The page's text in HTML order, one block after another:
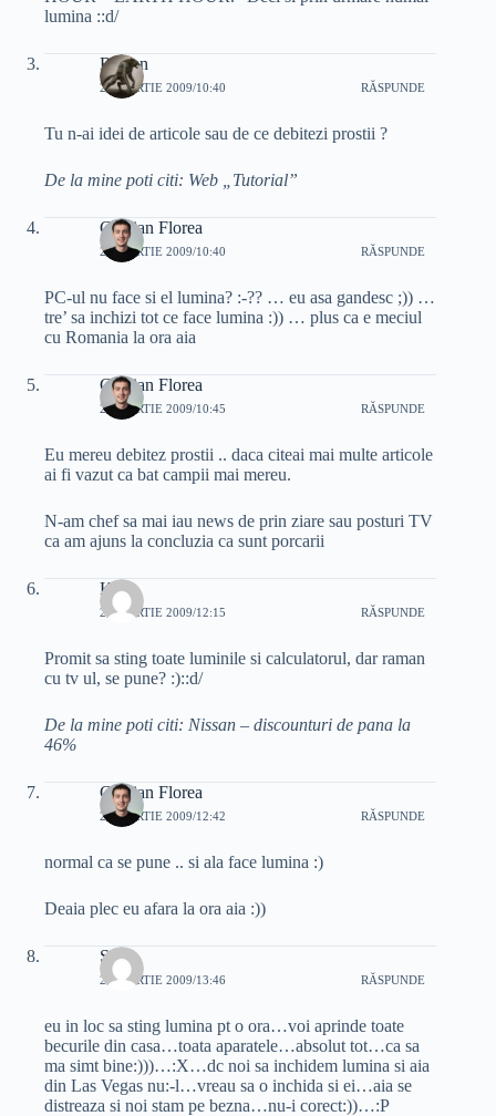
lumina ::d/
Raizen
27 MARTIE 2009/10:40 RĂSPUNDE
Tu n-ai idei de articole sau de ce debitezi prostii ?
De la mine poti citi: Web „Tutorial”
Cristian Florea
27 MARTIE 2009/10:40 RĂSPUNDE
PC-ul nu face si el lumina? :-?? … eu asa gandesc ;)) …
tre’ sa inchizi tot ce face lumina :)) … plus ca e meciul
cu Romania la ora aia
Cristian Florea
27 MARTIE 2009/10:45 RĂSPUNDE
Eu mereu debitez prostii .. daca citeai mai multe articole
ai fi vazut ca bat campii mai mereu.
N-am chef sa mai iau news de prin ziare sau posturi TV
ca am ajuns la concluzia ca sunt porcarii
Kidu
27 MARTIE 2009/12:15 RĂSPUNDE
Promit sa sting toate luminile si calculatorul, dar raman
cu tv ul, se pune? :)::d/
De la mine poti citi: Nissan – discounturi de pana la
46%
Cristian Florea
27 MARTIE 2009/12:42 RĂSPUNDE
normal ca se pune .. si ala face lumina :)
Deaia plec eu afara la ora aia :))
Sorin
27 MARTIE 2009/13:46 RĂSPUNDE
eu in loc sa sting lumina pt o ora…voi aprinde toate
becurile din casa…toata aparatele…absolut tot…ca sa
ma simt bine:)))…:X…dc noi sa inchidem lumina si aia
din Las Vegas nu:-l…vreau sa o inchida si ei…aia se
distreaza si noi stam pe bezna…nu-i corect:))…:P